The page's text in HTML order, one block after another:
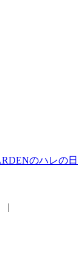
のハレの日
|